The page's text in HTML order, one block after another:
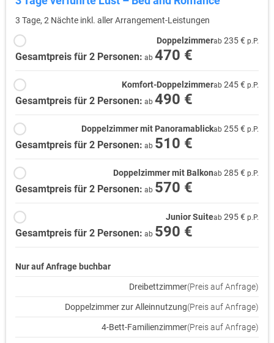
3 Tage, 2 Nächte inkl. aller Arrangement-Leistungen
Doppelzimmerab 235 € p.P.
Gesamtpreis für 2 Personen: ab 470 €
Komfort-Doppelzimmerab 245 € p.P.
Gesamtpreis für 2 Personen: ab 490 €
Doppelzimmer mit Panoramablickab 255 € p.P.
Gesamtpreis für 2 Personen: ab 510 €
Doppelzimmer mit Balkonab 285 € p.P.
Gesamtpreis für 2 Personen: ab 570 €
Junior Suiteab 295 € p.P.
Gesamtpreis für 2 Personen: ab 590 €
Nur auf Anfrage buchbar
Dreibettzimmer(Preis auf Anfrage)
Doppelzimmer zur Alleinnutzung(Preis auf Anfrage)
4-Bett-Familienzimmer(Preis auf Anfrage)